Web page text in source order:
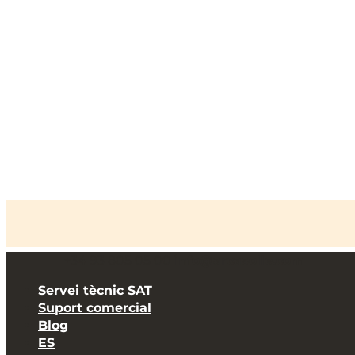
Servei tècnic SAT
Suport comercial
Blog
ES
Inici»Ilux Design»